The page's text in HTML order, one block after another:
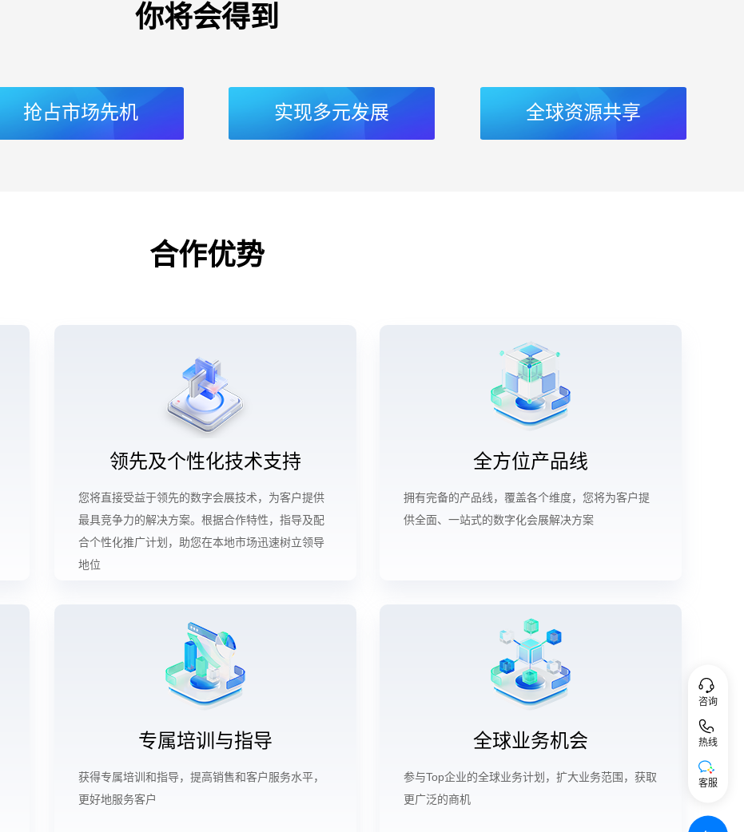
你将会得到
抢占市场先机 实现多元发展 全球资源共享
合作优势
领先及个性化技术支持
您将直接受益于领先的数字会展技术，为客户提供
最具竞争力的解决方案。根据合作特性，指导及配
合个性化推广计划，助您在本地市场迅速树立领导
地位
全方位产品线
拥有完备的产品线，覆盖各个维度，您将为客户提
供全面、一站式的数字化会展解决方案
专属培训与指导
获得专属培训和指导，提高销售和客户服务水平，
更好地服务客户
全球业务机会
参与Top企业的全球业务计划，扩大业务范围，获取
更广泛的商机
咨询
热线
客服